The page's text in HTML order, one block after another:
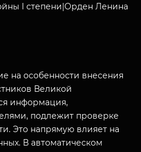
I степени|Орден Ленина
на особенности внесения
Великой
информация,
подлежит проверке
Это напрямую влияет на
В автоматическом